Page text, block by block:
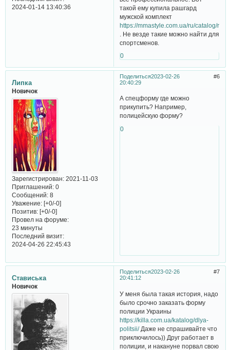
2024-01-14 13:40:36
такой ему купила рашгард
мужской комплект
https://mmastyle.com.ua/ru/catalog/
. Не везде такие можно найти для
спортсменов.
0
Поделиться 6
2023-02-26
20:40:29
Липка
Новичок
Зарегистрирован: 2021-11-03
Приглашений:0
Сообщений:8
Уважение: [+0/-0]
Позитив: [+0/-0]
Провел на форуме:
23 минуты
Последний визит:
2024-04-26 22:45:43
А спецформу где можно
прикупить? Например,
полицейскую форму?
0
Поделиться 7
2023-02-26
20:41:12
Стависька
Новичок
У меня была такая история, надо
было срочно заказать форму
полиции Украины
https://killa.com.ua/katalog/dlya-
politsii/Даже не спрашивайте что
приключилось)) Друг работает в
полиции, и накануне порвал свою